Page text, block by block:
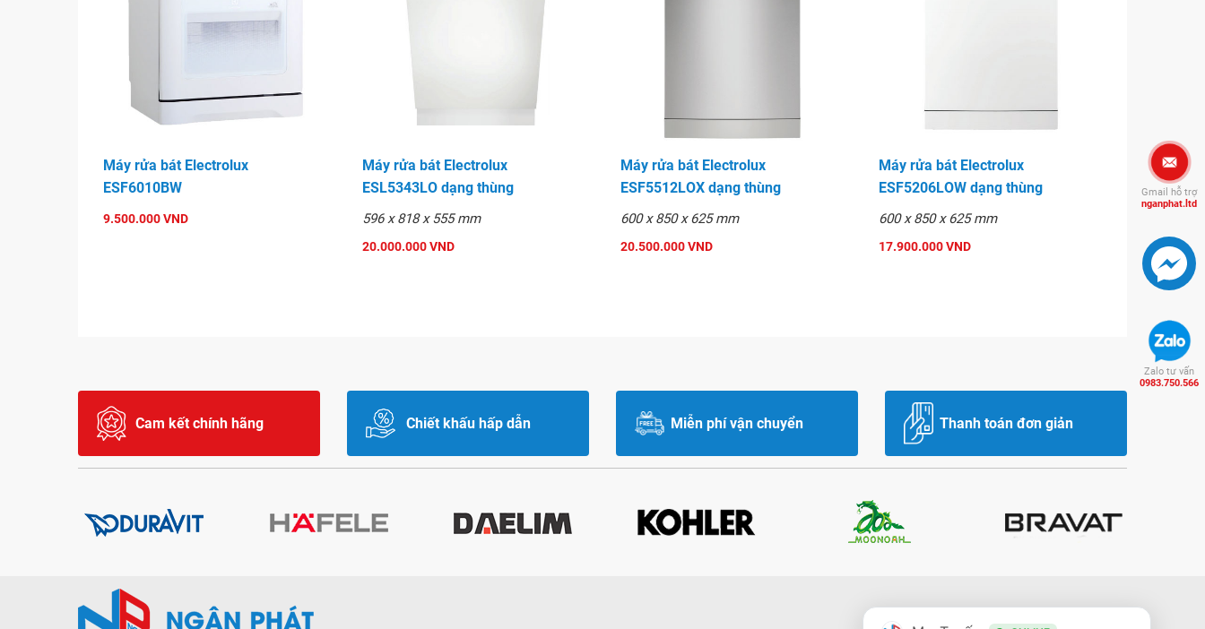
Máy rửa bát Electrolux
ESF6010BW
9.500.000 VND
Máy rửa bát Electrolux
ESL5343LO dạng thùng
596 x 818 x 555 mm
20.000.000 VND
Máy rửa bát Electrolux
ESF5512LOX dạng thùng
600 x 850 x 625 mm
20.500.000 VND
Máy rửa bát Electrolux
ESF5206LOW dạng thùng
600 x 850 x 625 mm
17.900.000 VND
Cam kết chính hãng Chiết khấu hấp dẫn Miễn phí vận chuyển Thanh toán đơn giản
Gmail hỗ trợ
nganphat.ltd
Zalo tư vấn
0983.750.566